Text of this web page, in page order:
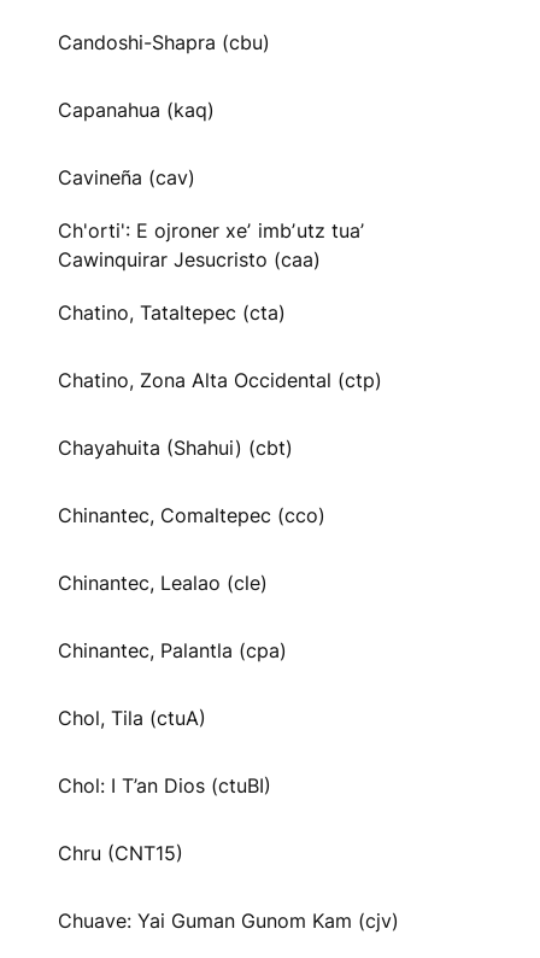
Candoshi-Shapra (cbu)
Capanahua (kaq)
Cavineña (cav)
Ch'orti': E ojroner xeʼ imbʼutz tuaʼ
Cawinquirar Jesucristo (caa)
Chatino, Tataltepec (cta)
Chatino, Zona Alta Occidental (ctp)
Chayahuita (Shahui) (cbt)
Chinantec, Comaltepec (cco)
Chinantec, Lealao (cle)
Chinantec, Palantla (cpa)
Chol, Tila (ctuA)
Chol: I T’an Dios (ctuBI)
Chru (CNT15)
Chuave: Yai Guman Gunom Kam (cjv)